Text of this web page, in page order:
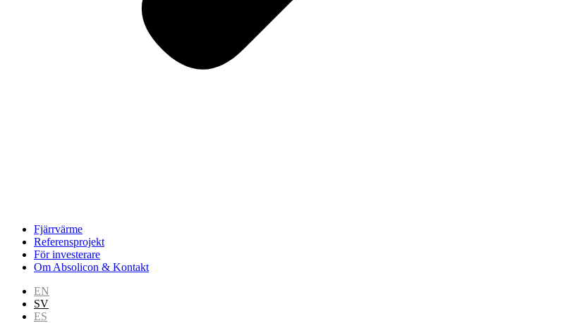
Fjärrvärme
Referensprojekt
För investerare
Om Absolicon & Kontakt
EN
SV
ES